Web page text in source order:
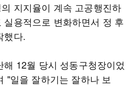
지지율이 계속 고공행진하
실용적으로 변화하면서 정 후
했다.
12월 당시 성동구청장이었
"일을 잘하기는 잘하나 보